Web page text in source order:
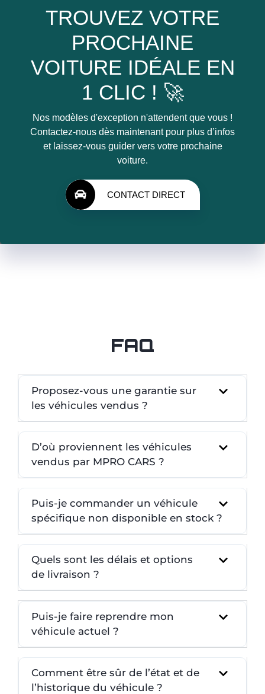
TROUVEZ VOTRE
PROCHAINE
VOITURE IDÉALE EN
1 CLIC ! 🚀
Nos modèles d'exception n'attendent que vous !
Contactez-nous dès maintenant pour plus d’infos
et laissez-vous guider vers votre prochaine
voiture.
CONTACT DIRECT
FAQ
Proposez-vous une garantie sur
les véhicules vendus ?
D’où proviennent les véhicules
vendus par MPRO CARS ?
Puis-je commander un véhicule
spécifique non disponible en stock ?
Quels sont les délais et options
de livraison ?
Puis-je faire reprendre mon
véhicule actuel ?
Comment être sûr de l’état et de
l’historique du véhicule ?